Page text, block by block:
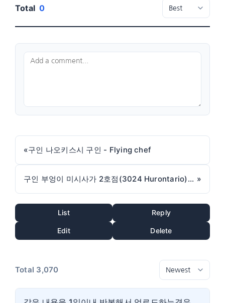
Total 0
«구인 나오키스시 구인 - Flying chef
구인 부엉이 미시사가 2호점(3024 Hurontario)에서 함께 근무하실 풀타임 헬퍼 구인합니다. »
List Reply
Edit Delete
Total 3,070